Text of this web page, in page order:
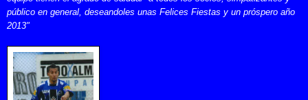
público en general, deseandoles unas Felices Fiestas y un próspero año
2013"